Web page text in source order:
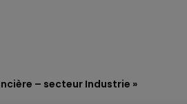
– secteur Industrie »